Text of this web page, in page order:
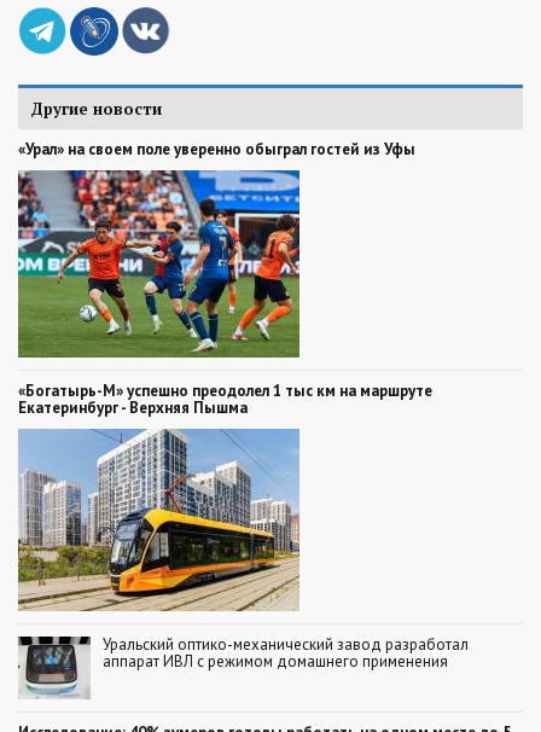
Другие новости
«Урал» на своем поле уверенно обыграл гостей из Уфы
«Богатырь-М» успешно преодолел 1 тыс км на маршруте
Екатеринбург - Верхняя Пышма
Уральский оптико-механический завод разработал
аппарат ИВЛ с режимом домашнего применения